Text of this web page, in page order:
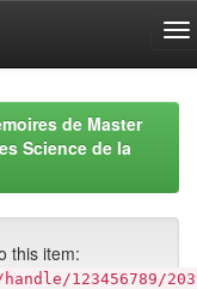
de Master
Science de la
this item:
123456789/